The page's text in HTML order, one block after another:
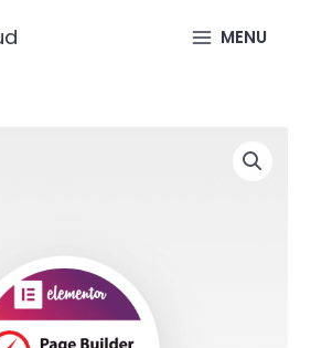
MENU